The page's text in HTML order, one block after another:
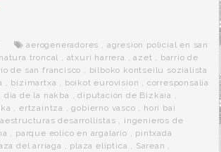
r
a
aerogeneradores , agresion policial en san
troncal , atxuri harrera ,azet , barrio de
de san francisco , bilboko kontseilu sozialista
, bizimartxa , boikot eurovision , corresponsalia
dia de la nakba ,diputación de Bizkaia ,
,ertzaintza ,gobierno vasco , hori bai
desarrollistas , ingenieros de
, parque eolico en argalario , pintxada
del arriaga , plaza eliptica , Sarean ,